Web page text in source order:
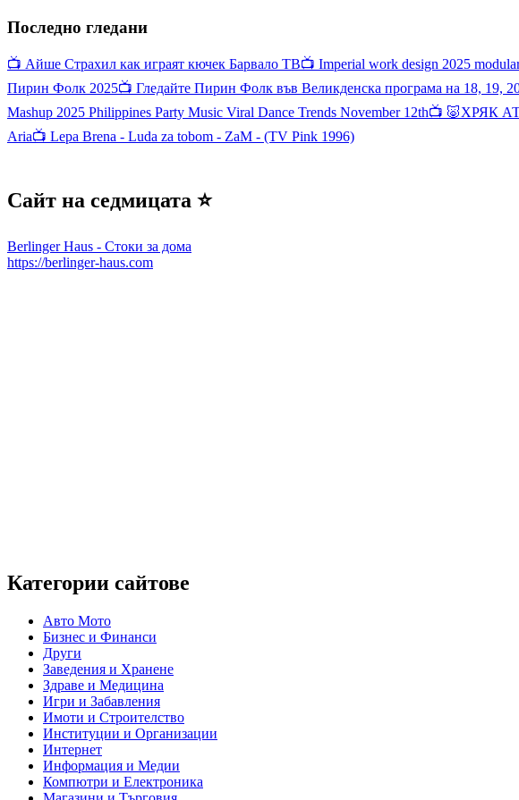
Последно гледани
📺 Айше Страхил как играят кючек Барвало ТВ📺 Imperial work design 2025
Пирин Фолк 2025📺 Гледайте Пирин Фолк във Великденска програма на 18, 19,
Mashup 2025 Philippines Party Music Viral Dance Trends November 12th📺 🐷ХРЯК
Aria📺 Lepa Brena - Luda za tobom - ZaM - (TV Pink 1996)
Сайт на седмицата ⭐
Berlinger Haus - Стоки за дома
https://berlinger-haus.com
Категории сайтове
Авто Мото
Бизнес и Финанси
Други
Заведения и Хранене
Здраве и Медицина
Игри и Забавления
Имоти и Строителство
Институции и Организации
Интернет
Информация и Медии
Компютри и Електроника